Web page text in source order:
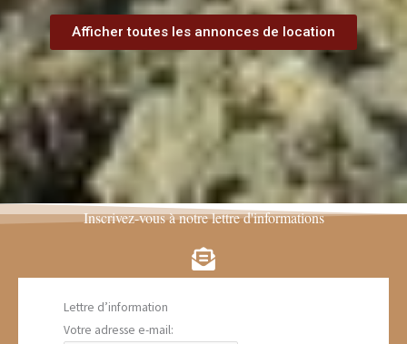
Afficher toutes les annonces de location
Inscrivez-vous à notre lettre d'informations
Lettre d’information
Votre adresse e-mail: